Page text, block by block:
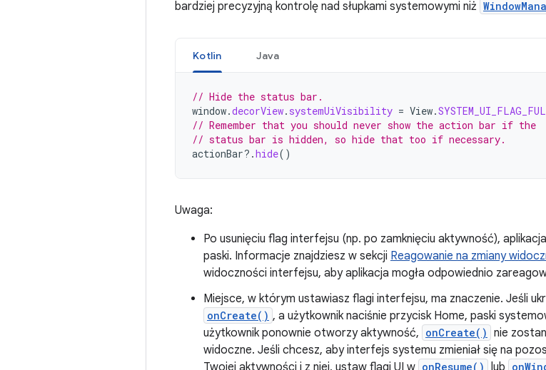
bardziej precyzyjną kontrolę nad słupkami systemowymi niż
Kotlin Java
// Hide the status bar.
window.decorView. systemUiVisibility = View.
// Remember that you should never show the action bar if the
// status bar is hidden, so hide that too if necessary.
actionBar?.hide()
Uwaga:
Po usunięciu flag interfejsu (np. po zamknięciu aktywność),
paski. Informacje znajdziesz w sekcji Reagowanie na zmiany
widoczności interfejsu, aby aplikacja mogła odpowiednio
Miejsce, w którym ustawiasz flagi interfejsu, ma znaczenie. Jeśli
onCreate() , a użytkownik naciśnie przycisk Home, paski
użytkownik ponownie otworzy aktywność, onCreate() nie
widoczne. Jeśli chcesz, aby interfejs systemu zmieniał się na
Twojej aktywności i z niej, ustaw flagi UI w onResume() lub